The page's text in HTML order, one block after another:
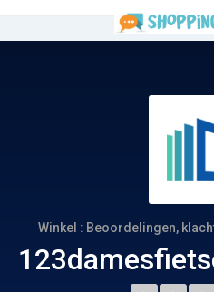
Winkel : Beoordelingen,